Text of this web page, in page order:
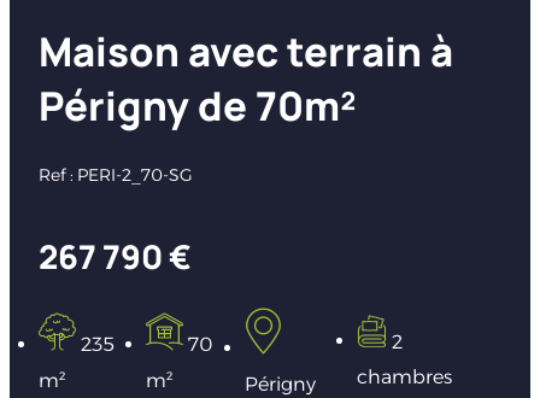
Maison avec terrain à
Périgny de 70m²
Ref : PERI-2_70-SG
267 790 €
235
m²
70
m²
Périgny
2
chambres